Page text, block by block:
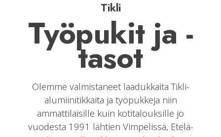
Tikli
Työpukit ja -
tasot
Olemme valmistaneet laadukkaita Tikli-
alumiinitikkaita ja työpukkeja niin
ammattilaisille kuin kotitalouksille jo
vuodesta 1991 lähtien Vimpelissä, Etelä-